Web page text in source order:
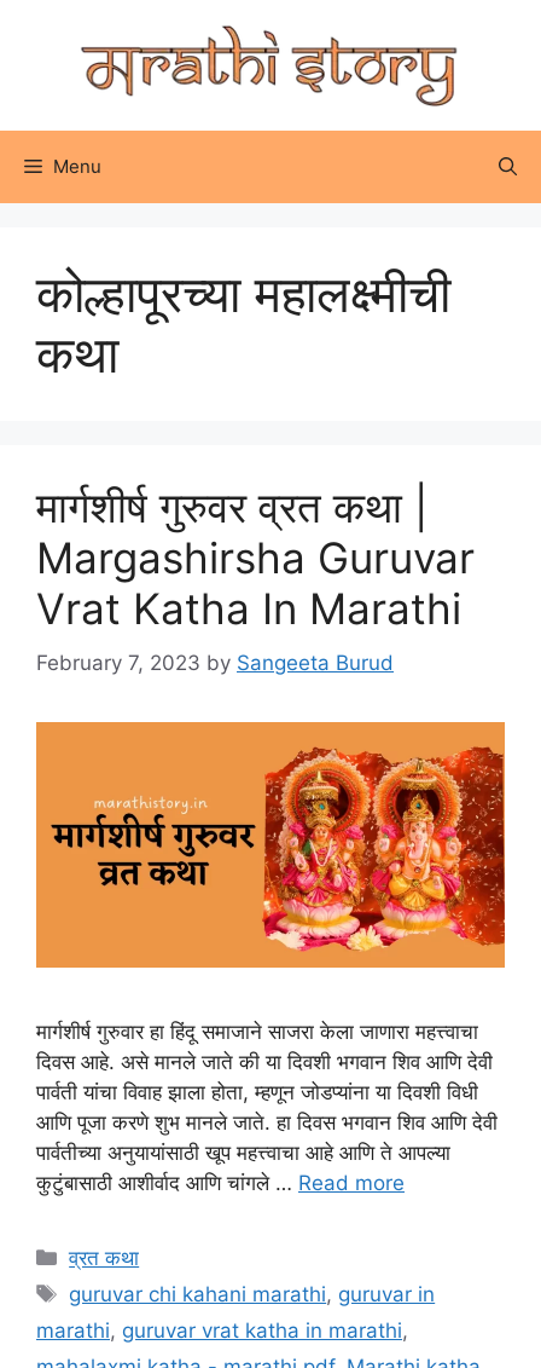
Menu
कोल्हापूरच्या महालक्ष्मीची
कथा
मार्गशीर्ष गुरुवर व्रत कथा |
Margashirsha Guruvar
Vrat Katha In Marathi
February 7, 2023 by Sangeeta Burud
मार्गशीर्ष गुरुवार हा हिंदू समाजाने साजरा केला जाणारा महत्त्वाचा
दिवस आहे. असे मानले जाते की या दिवशी भगवान शिव आणि देवी
पार्वती यांचा विवाह झाला होता, म्हणून जोडप्यांना या दिवशी विधी
आणि पूजा करणे शुभ मानले जाते. हा दिवस भगवान शिव आणि देवी
पार्वतीच्या अनुयायांसाठी खूप महत्त्वाचा आहे आणि ते आपल्या
कुटुंबासाठी आशीर्वाद आणि चांगले … Read more
Categories
व्रत कथा
Tags
guruvar chi kahani marathi, guruvar in
marathi, guruvar vrat katha in marathi,